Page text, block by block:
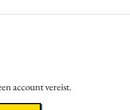
account vereist.